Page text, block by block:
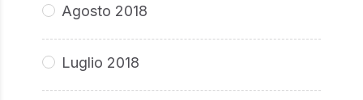
Agosto 2018
Luglio 2018